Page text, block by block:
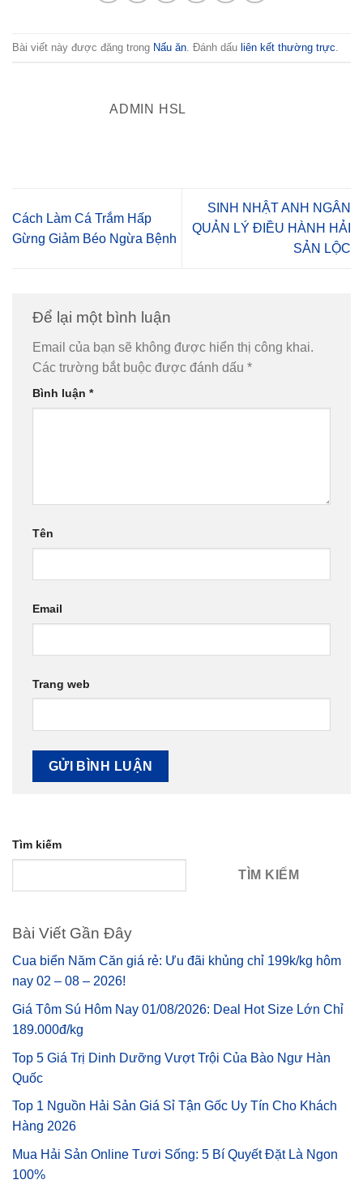
Bài viết này được đăng trong Nấu ăn . Đánh dấu liên kết thường trực
ADMIN HSL
Cách Làm Cá Trắm Hấp
Gừng Giảm Béo Ngừa Bệnh
SINH NHẬT ANH NGÂN
QUẢN LÝ ĐIỀU HÀNH HẢI
SẢN LỘC
Để lại một bình luận
Email của bạn sẽ không được hiển thị công khai.
Các trường bắt buộc được đánh dấu *
Bình luận *
Tên
Email
Trang web
Tìm kiếm
TÌM KIẾM
Bài Viết Gần Đây
Cua biển Năm Căn giá rẻ: Ưu đãi khủng chỉ 199k/kg hôm
nay 02 – 08 – 2026!
Giá Tôm Sú Hôm Nay 01/08/2026: Deal Hot Size Lớn Chỉ
189.000đ/kg
Top 5 Giá Trị Dinh Dưỡng Vượt Trội Của Bào Ngư Hàn
Quốc
Top 1 Nguồn Hải Sản Giá Sỉ Tận Gốc Uy Tín Cho Khách
Hàng 2026
Mua Hải Sản Online Tươi Sống: 5 Bí Quyết Đặt Là Ngon
100%